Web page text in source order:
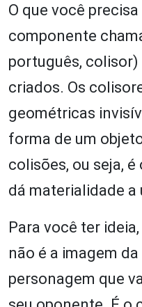
O que você
componente
português,
criados. Os
geométricas
forma de um
colisões, ou seja,
dá materialidade a
Para você ter
não é a imagem
personagem que